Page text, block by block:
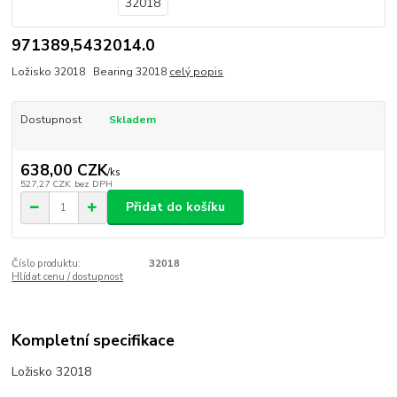
971389,5432014.0
Ložisko 32018 Bearing 32018 celý popis
Dostupnost Skladem
638,00 CZK/ks
527,27 CZK bez DPH
Přidat do košíku
Číslo produktu:
32018
Hlídat cenu / dostupnost
Kompletní specifikace
Ložisko 32018